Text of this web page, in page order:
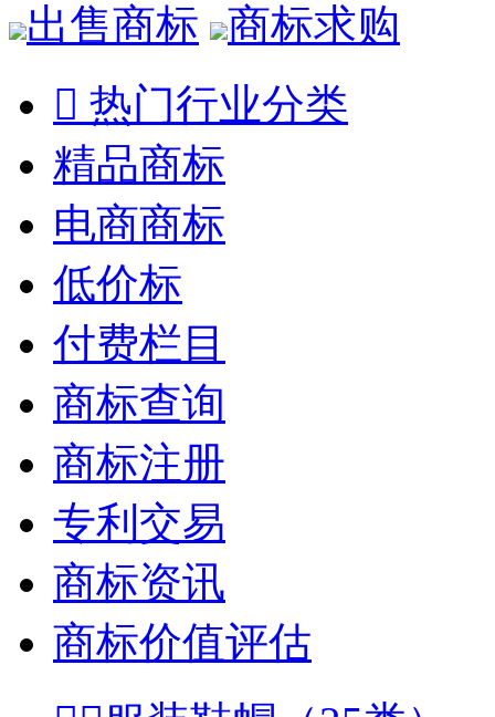
出售商标
商标求购
 热门行业分类
精品商标
电商商标
低价标
付费栏目
商标查询
商标注册
专利交易
商标资讯
商标价值评估